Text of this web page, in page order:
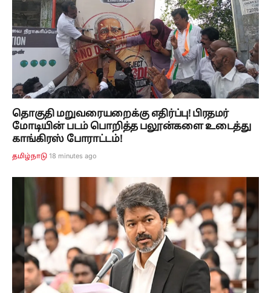
தொகுதி மறுவரையறைக்கு எதிர்ப்பு! பிரதமர்
மோடியின் படம் பொறித்த பலூன்களை உடைத்து
காங்கிரஸ் போராட்டம்!
தமிழ்நாடு 18 minutes ago